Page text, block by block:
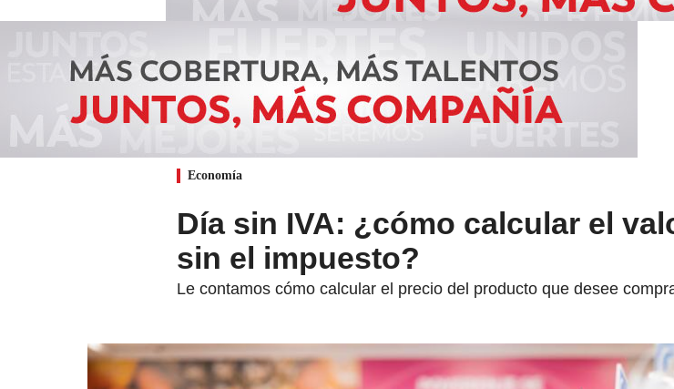
Economía
Día sin IVA: ¿cómo calcular el
sin el impuesto?
Le contamos cómo calcular el precio del producto que desee